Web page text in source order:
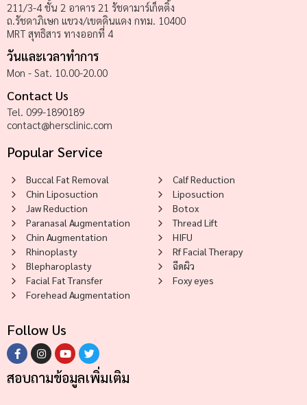
211/3-4 ชั้น 2 อาคาร 21 รัชดามาร์เก็ตติ้ง
ถ.รัชดาภิเษก แขวง/เขตดินแดง กทม. 10400
MRT สุทธิสาร ทางออกที่ 4
วันและเวลาทำการ
Mon - Sat. 10.00-20.00
Contact Us
Tel. 099-1890189
contact@hersclinic.com
Popular Service
Buccal Fat Removal
Chin Liposuction
Jaw Reduction
Paranasal Augmentation
Chin Augmentation
Rhinoplasty
Blepharoplasty
Facial Fat Transfer
Forehead Augmentation
Calf Reduction
Liposuction
Botox
Thread Lift
HIFU
Rf Facial Therapy
ฉีดผิว
Foxy eyes
Follow Us
สอบถามข้อมูลเพิ่มเติม